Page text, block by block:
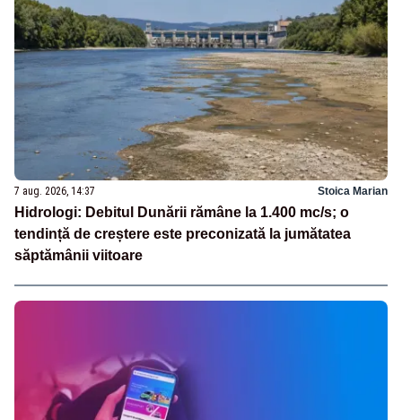
7 aug. 2026, 14:37 Stoica Marian
Hidrologi: Debitul Dunării rămâne la 1.400 mc/s; o
tendință de creștere este preconizată la jumătatea
săptămânii viitoare